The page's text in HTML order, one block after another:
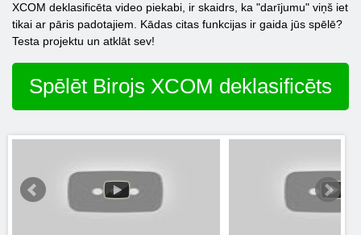
XCOM deklasificēta video piekabi, ir skaidrs, ka "darījumu" viņš iet
tikai ar pāris padotajiem. Kādas citas funkcijas ir gaida jūs spēlē?
Testa projektu un atklāt sev!
Spēlēt Birojs XCOM deklasificēts